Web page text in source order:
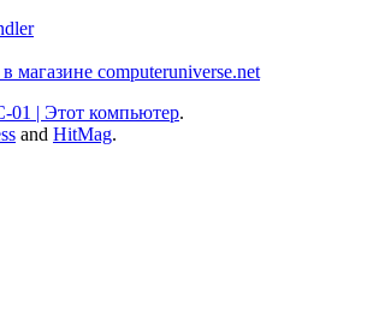
магазине computeruniverse.net
01 | Этот компьютер.
and HitMag.